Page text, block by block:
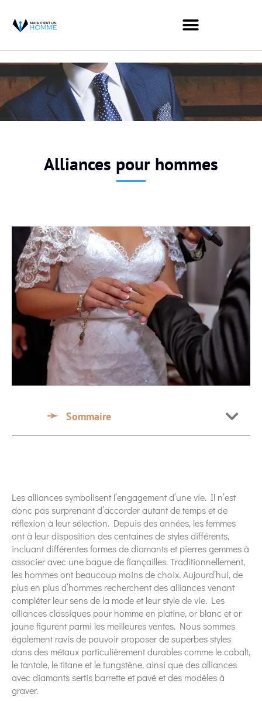
Alliances pour hommes
Sommaire
Les alliances symbolisent l’engagement d’une vie. Il n’est
donc pas surprenant d’accorder autant de temps et de
réflexion à leur sélection. Depuis des années, les femmes
ont à leur disposition des centaines de styles différents,
incluant différentes formes de diamants et pierres gemmes à
associer avec une bague de fiançailles. Traditionnellement,
les hommes ont beaucoup moins de choix. Aujourd’hui, de
plus en plus d’hommes recherchent des alliances venant
compléter leur sens de la mode et leur style de vie. Les
alliances classiques pour homme en platine, or blanc et or
jaune figurent parmi les meilleures ventes. Nous sommes
également ravis de pouvoir proposer de superbes styles
dans des métaux particulièrement durables comme le cobalt,
le tantale, le titane et le tungstène, ainsi que des alliances
avec diamants sertis barrette et pavé et des modèles à
graver.